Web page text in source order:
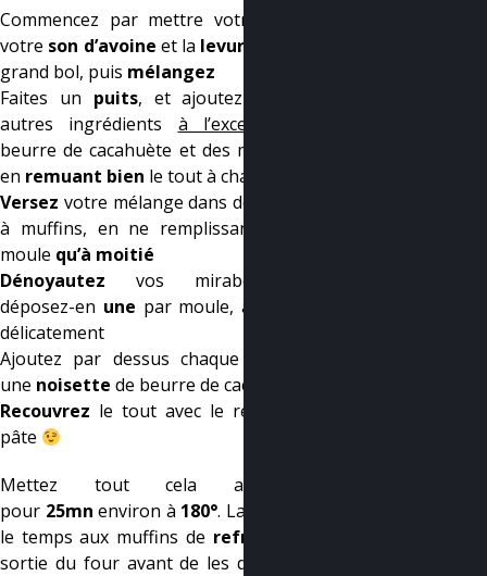
Commencez par mettre votre
votre son d’avoine et la levure
grand bol, puis mélangez
Faites un puits, et ajoutez tous les
autres ingrédients à l’exception
beurre de cacahuète et des mirabelles,
en remuant bien le tout à chaque fois
Versez votre mélange dans des moules
à muffins, en ne remplissant chaque
moule qu’à moitié
Dénoyautez vos mirabelles et
déposez-en une par moule, au centre,
délicatement
Ajoutez par dessus chaque mirabelle
une noisette de beurre de cacahuète
Recouvrez le tout avec le reste de la
pâte
Mettez tout cela au four
pour 25mn environ à 180°. Laissez bien
le temps aux muffins de refroidir
sortie du four avant de les démouler !